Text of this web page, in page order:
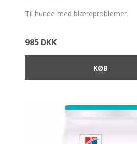
Til hunde med blæreproblemer.
985 DKK